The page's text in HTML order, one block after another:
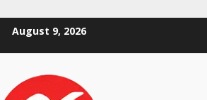
August 9, 2026